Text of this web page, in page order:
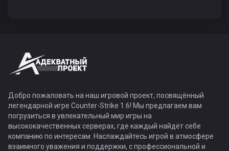
Добро пожаловать на наш игровой проект, посвящённый
легендарной игре Counter-Strike 1.6! Мы предлагаем вам
погрузиться в увлекательный мир игры на
высококачественных серверах, где каждый найдёт себе
компанию по интересам. Наслаждайтесь игрой в атмосфере
взаимного уважения и поддержки, с профессиональной и